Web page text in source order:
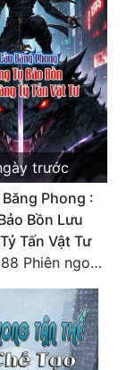
trước
Phong :
Bồn Lưu
Tấn Vật Tư
Chương 988 Phiên ngoại Ma vương